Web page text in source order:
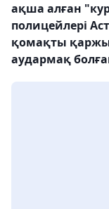
ақша алған
полицейлері
қомақты
аудармақ